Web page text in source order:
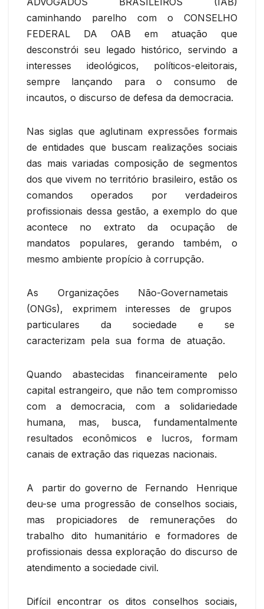
caminhando parelho com o CONSELHO
FEDERAL DA OAB em atuação que
desconstrói seu legado histórico, servindo a
interesses ideológicos, políticos-eleitorais,
sempre lançando para o consumo de
incautos, o discurso de defesa da democracia.
Nas siglas que aglutinam expressões formais
de entidades que buscam realizações sociais
das mais variadas composição de segmentos
dos que vivem no território brasileiro, estão os
comandos operados por verdadeiros
profissionais dessa gestão, a exemplo do que
acontece no extrato da ocupação de
mandatos populares, gerando também, o
mesmo ambiente propício à corrupção.
As Organizações Não-Governametais
(ONGs), exprimem interesses de grupos
particulares da sociedade e se
caracterizam pela sua forma de atuação.
Quando abastecidas financeiramente pelo
capital estrangeiro, que não tem compromisso
com a democracia, com a solidariedade
humana, mas, busca, fundamentalmente
resultados econômicos e lucros, formam
canais de extração das riquezas nacionais.
A partir do governo de Fernando Henrique
deu-se uma progressão de conselhos sociais,
mas propiciadores de remunerações do
trabalho dito humanitário e formadores de
profissionais dessa exploração do discurso de
atendimento a sociedade civil.
Difícil encontrar os ditos conselhos sociais,